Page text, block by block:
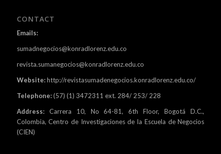
CONTACT
Emails:
sumadnegocios@konradlorenz.edu.co
revista.sumanegocios@konradlorenz.edu.co
Website: http://revistasumadenegocios.konradlorenz.edu.co/
Telephone:(57) (1) 3472311 ext. 284/ 253/ 228
Address:Carrera 10, No 64-81, 6th Floor, Bogotá D.C.,
Colombia, Centro de Investigaciones de la Escuela de Negocios
(CIEN)